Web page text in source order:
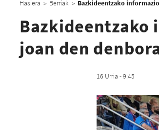
Hasiera > Berriak >
Bazkideentzako
joan den
16 Urria - 9:45